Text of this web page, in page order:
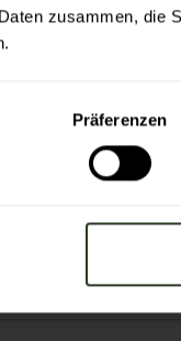
zusammen, die
Präferenzen
Winklerhof